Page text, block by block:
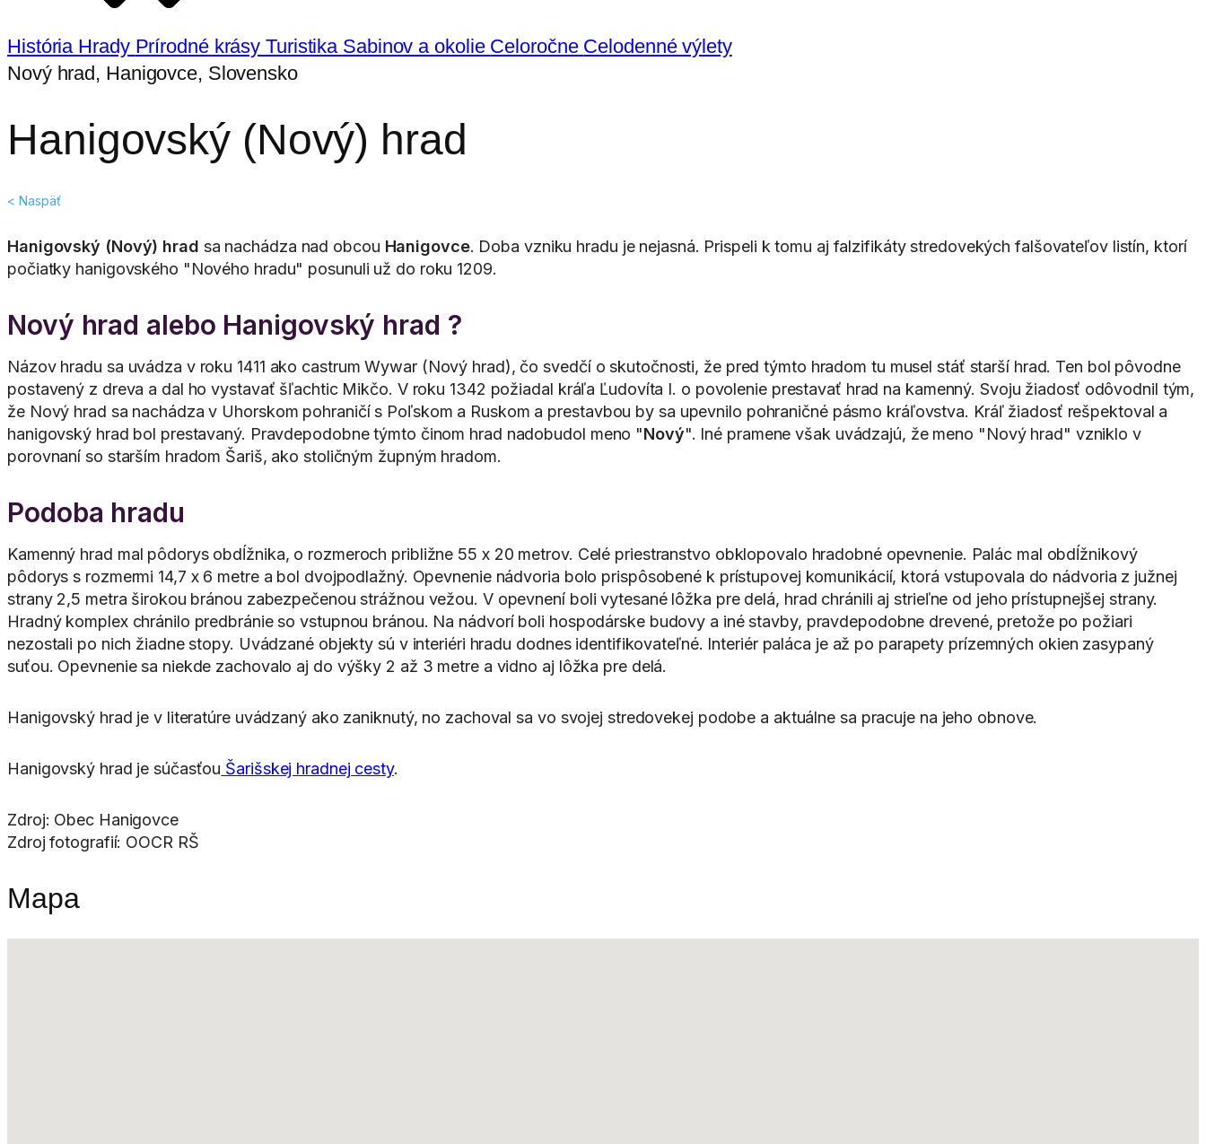
História Hrady Prírodné krásyTuristika Sabinov a okolie Celoročne Celodenné výlety
Nový hrad, Hanigovce, Slovensko
Hanigovský (Nový) hrad
< Naspäť
Hanigovský (Nový) hrad sa nachádza nad obcou Hanigovce. Doba vzniku hradu je nejasná. Prispeli k tomu aj falzifikáty stredovekých falšovateľov listín, ktorí
počiatky hanigovského "Nového hradu" posunuli už do roku 1209.
Nový hrad alebo Hanigovský hrad ?
Názov hradu sa uvádza v roku 1411 ako castrum Wywar (Nový hrad), čo svedčí o skutočnosti, že pred týmto hradom tu musel stáť starší hrad. Ten bol pôvodne
postavený z dreva a dal ho vystavať šľachtic Mikčo. V roku 1342 požiadal kráľa Ľudovíta I. o povolenie prestavať hrad na kamenný. Svoju žiadosť odôvodnil tým,
že Nový hrad sa nachádza v Uhorskom pohraničí s Poľskom a Ruskom a prestavbou by sa upevnilo pohraničné pásmo kráľovstva. Kráľ žiadosť rešpektoval a
hanigovský hrad bol prestavaný. Pravdepodobne týmto činom hrad nadobudol meno "Nový". Iné pramene však uvádzajú, že meno "Nový hrad" vzniklo v
porovnaní so starším hradom Šariš, ako stoličným župným hradom.
Podoba hradu
Kamenný hrad mal pôdorys obdĺžnika, o rozmeroch približne 55 x 20 metrov. Celé priestranstvo obklopovalo hradobné opevnenie. Palác mal obdĺžnikový
pôdorys s rozmermi 14,7 x 6 metre a bol dvojpodlažný. Opevnenie nádvoria bolo prispôsobené k prístupovej komunikácií, ktorá vstupovala do nádvoria z južnej
strany 2,5 metra širokou bránou zabezpečenou strážnou vežou. V opevnení boli vytesané lôžka pre delá, hrad chránili aj strieľne od jeho prístupnejšej strany.
Hradný komplex chránilo predbránie so vstupnou bránou. Na nádvorí boli hospodárske budovy a iné stavby, pravdepodobne drevené, pretože po požiari
nezostali po nich žiadne stopy. Uvádzané objekty sú v interiéri hradu dodnes identifikovateľné. Interiér paláca je až po parapety prízemných okien zasypaný
suťou. Opevnenie sa niekde zachovalo aj do výšky 2 až 3 metre a vidno aj lôžka pre delá.
Hanigovský hrad je v literatúre uvádzaný ako zaniknutý, no zachoval sa vo svojej stredovekej podobe a aktuálne sa pracuje na jeho obnove.
Hanigovský hrad je súčasťou Šarišskej hradnej cesty.
Zdroj: Obec Hanigovce
Zdroj fotografií: OOCR RŠ
Mapa